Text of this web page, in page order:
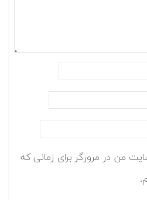
من در مرورگر برای زمانی که